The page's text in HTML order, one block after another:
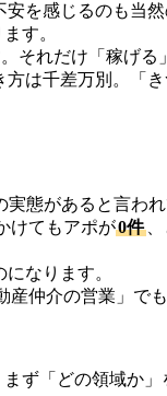
を感じるのも当然
す。
それだけ「稼げ
方は千差万別。「
実態があると言われ
けてもアポが0件、
なります。
仲介の営業」で
ず「どの領域か